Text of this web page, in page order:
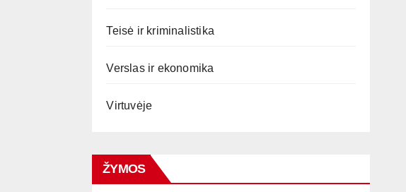
Teisė ir kriminalistika
Verslas ir ekonomika
Virtuvėje
ŽYMOS